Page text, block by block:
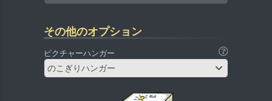
その他のオプション
ピクチャーハンガー
のこぎりハンガー